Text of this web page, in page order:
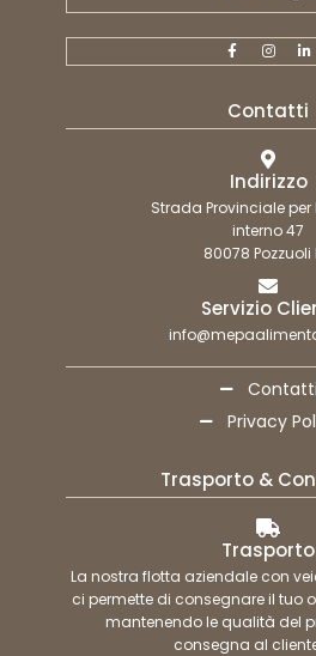
Contatti
Indirizzo
Strada Provinciale per
interno 47
80078 Pozzuoli
Servizio
Contatti
Privacy
Trasporto &
Trasporto
La nostra flotta aziendale con
ci permette di consegnare il tuo
mantenendo le qualità del
consegna al